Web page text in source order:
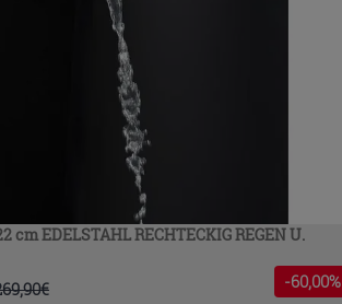
cm EDELSTAHL RECHTECKIG REGEN U.
€ -60,00%